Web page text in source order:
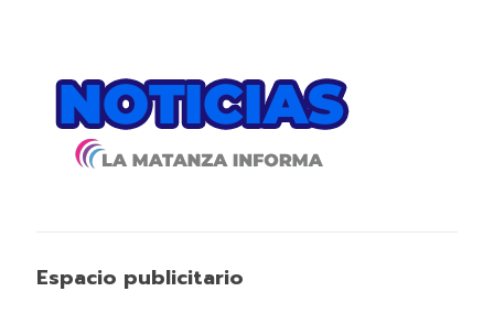
Espacio publicitario